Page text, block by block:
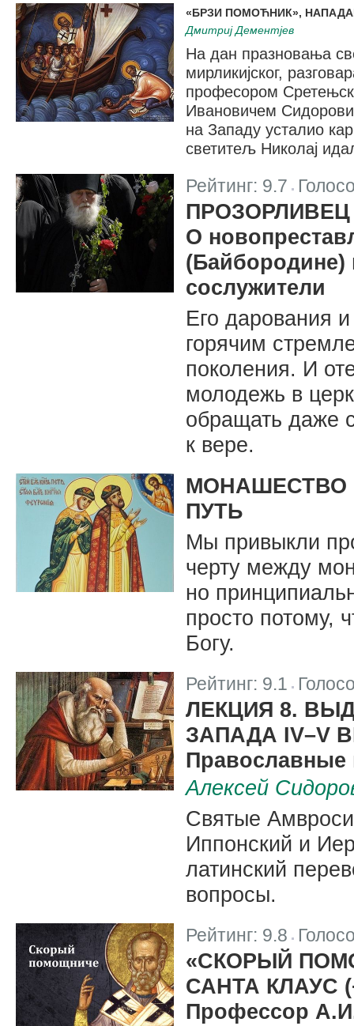
«БРЗИ ПОМОЋНИК»,
Дмитриј Дементјев
На дан празновања
мирликијског,
професором
Ивановичем
на Западу усталио
светитељ Николај
Рейтинг: 9.7 |
О
(Байбородине)
сослужители
Его дарования
горячим
поколения. И
молодежь в
обращать даже
к вере.
МОНАШЕСТВО
ПУТЬ
Мы привыкли
черту между
но
просто потому,
Богу.
Рейтинг: 9.1
ЛЕКЦИЯ 8.
ЗАПАДА IV–V
Православные
Алексей
Святые
Иппонский и
латинский
вопросы.
Рейтинг: 9.8
«СКОРЫЙ
САНТА КЛАУС
Профессор